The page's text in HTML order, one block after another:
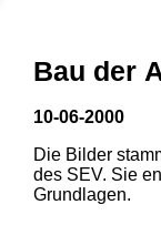
6
Bau der
10-06-2000
Die Bilder
des SEV. Sie
Grundlagen.